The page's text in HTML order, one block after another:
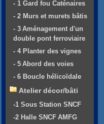
- 1 Gard fou Caténaires
- 2 Murs et murets bâtis
- 3 Aménagement d'un
double pont ferroviaire
- 4 Planter des vignes
- 5 Abord des voies
- 6 Boucle hélicoïdale
Atelier décor/bâti
-1 Sous Station SNCF
-2 Halle SNCF AMFG